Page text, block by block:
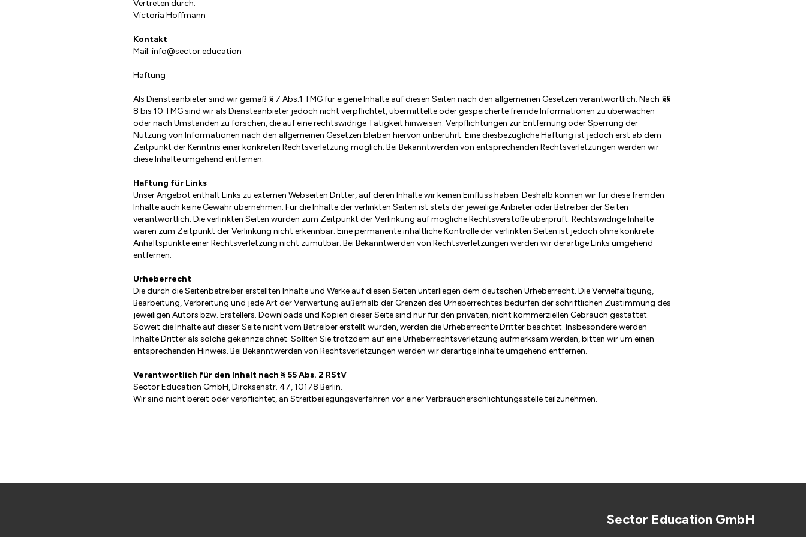
Vertreten durch:
Victoria Hoffmann
Kontakt
Mail: info@sector.education
Haftung
Als Diensteanbieter sind wir gemäß § 7 Abs.1 TMG für eigene Inhalte auf diesen Seiten nach den allgemeinen Gesetzen verantwortlich. Nach §§
8 bis 10 TMG sind wir als Diensteanbieter jedoch nicht verpflichtet, übermittelte oder gespeicherte fremde Informationen zu überwachen
oder nach Umständen zu forschen, die auf eine rechtswidrige Tätigkeit hinweisen. Verpflichtungen zur Entfernung oder Sperrung der
Nutzung von Informationen nach den allgemeinen Gesetzen bleiben hiervon unberührt. Eine diesbezügliche Haftung ist jedoch erst ab dem
Zeitpunkt der Kenntnis einer konkreten Rechtsverletzung möglich. Bei Bekanntwerden von entsprechenden Rechtsverletzungen werden wir
diese Inhalte umgehend entfernen.
Haftung für Links
Unser Angebot enthält Links zu externen Webseiten Dritter, auf deren Inhalte wir keinen Einfluss haben. Deshalb können wir für diese fremden
Inhalte auch keine Gewähr übernehmen. Für die Inhalte der verlinkten Seiten ist stets der jeweilige Anbieter oder Betreiber der Seiten
verantwortlich. Die verlinkten Seiten wurden zum Zeitpunkt der Verlinkung auf mögliche Rechtsverstöße überprüft. Rechtswidrige Inhalte
waren zum Zeitpunkt der Verlinkung nicht erkennbar. Eine permanente inhaltliche Kontrolle der verlinkten Seiten ist jedoch ohne konkrete
Anhaltspunkte einer Rechtsverletzung nicht zumutbar. Bei Bekanntwerden von Rechtsverletzungen werden wir derartige Links umgehend
entfernen.
Urheberrecht
Die durch die Seitenbetreiber erstellten Inhalte und Werke auf diesen Seiten unterliegen dem deutschen Urheberrecht. Die Vervielfältigung,
Bearbeitung, Verbreitung und jede Art der Verwertung außerhalb der Grenzen des Urheberrechtes bedürfen der schriftlichen Zustimmung des
jeweiligen Autors bzw. Erstellers. Downloads und Kopien dieser Seite sind nur für den privaten, nicht kommerziellen Gebrauch gestattet.
Soweit die Inhalte auf dieser Seite nicht vom Betreiber erstellt wurden, werden die Urheberrechte Dritter beachtet. Insbesondere werden
Inhalte Dritter als solche gekennzeichnet. Sollten Sie trotzdem auf eine Urheberrechtsverletzung aufmerksam werden, bitten wir um einen
entsprechenden Hinweis. Bei Bekanntwerden von Rechtsverletzungen werden wir derartige Inhalte umgehend entfernen.
Verantwortlich für den Inhalt nach § 55 Abs. 2 RStV
Sector Education GmbH, Dircksenstr. 47, 10178 Berlin.
Wir sind nicht bereit oder verpflichtet, an Streitbeilegungsverfahren vor einer Verbraucherschlichtungsstelle teilzunehmen.
Sector Education GmbH